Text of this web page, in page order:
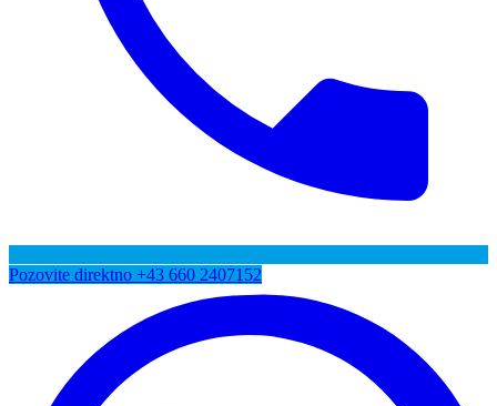
Pozovite direktno +43 660 2407152